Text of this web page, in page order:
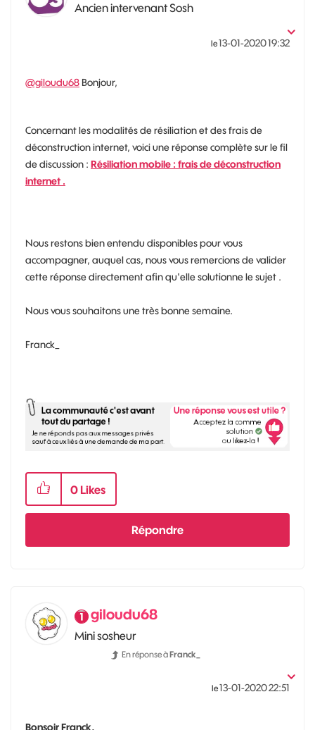
Ancien intervenant Sosh
le‎13-01-202019:32
@giloudu68 Bonjour,
Concernant les modalités de résiliation et des frais de
déconstruction internet, voici une réponse complète sur le fil
de discussion : Résiliation mobile : frais de déconstruction
internet .
Nous restons bien entendu disponibles pour vous
accompagner, auquel cas, nous vous remercions de valider
cette réponse directement afin qu'elle solutionne le sujet .
Nous vous souhaitons une très bonne semaine.
Franck_
0 Likes
Répondre
giloudu68
Mini sosheur
En réponse àFranck_
le‎13-01-202022:51
Bonsoir Franck,